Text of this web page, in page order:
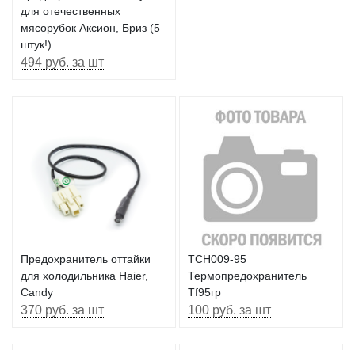
для отечественных
мясорубок Аксион, Бриз (5
штук!)
494 руб. за шт
Предохранитель оттайки
для холодильника Haier,
Candy
370 руб. за шт
TCH009-95
Термопредохранитель
Tf95гр
100 руб. за шт